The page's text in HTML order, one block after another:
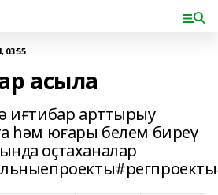
03:55
асыла
иғтибар арттырыу
һәм юғары белем биреү
оҫтаханалар